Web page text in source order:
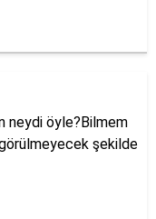
neydi öyle?Bilmem
şekilde